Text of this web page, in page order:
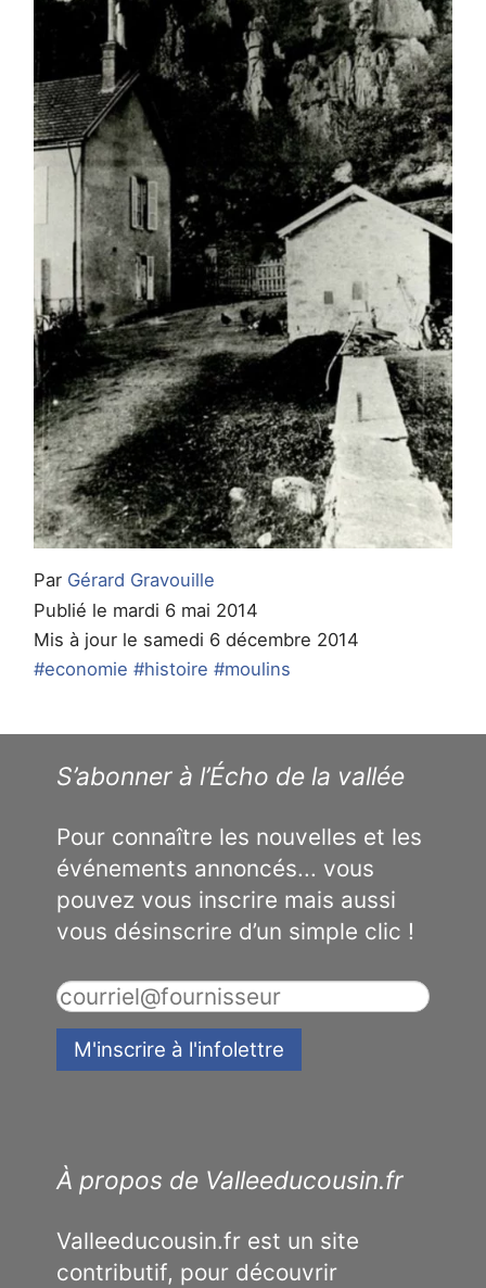
Par Gérard Gravouille
Publié le mardi 6 mai 2014
Mis à jour le samedi 6 décembre 2014
#economie #histoire #moulins
S’abonner à l’Écho de la vallée
Pour connaître les nouvelles et les
événements annoncés... vous
pouvez vous inscrire mais aussi
vous désinscrire d’un simple clic !
À propos de Valleeducousin.fr
Valleeducousin.fr est un site
contributif, pour découvrir